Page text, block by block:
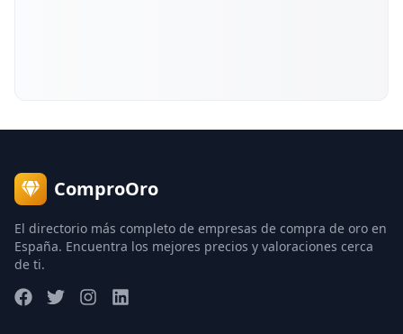
ComproOro
El directorio más completo de empresas de compra de oro en
España. Encuentra los mejores precios y valoraciones cerca
de ti.